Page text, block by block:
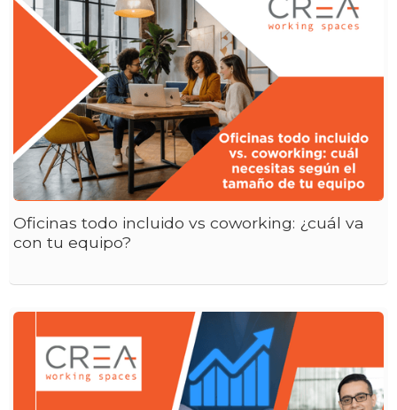
Oficinas todo incluido vs coworking: ¿cuál va
con tu equipo?